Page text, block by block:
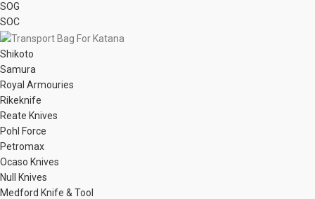
SOG
SOC
Shikoto
Samura
Royal Armouries
Rikeknife
Reate Knives
Pohl Force
Petromax
Ocaso Knives
Null Knives
Medford Knife & Tool